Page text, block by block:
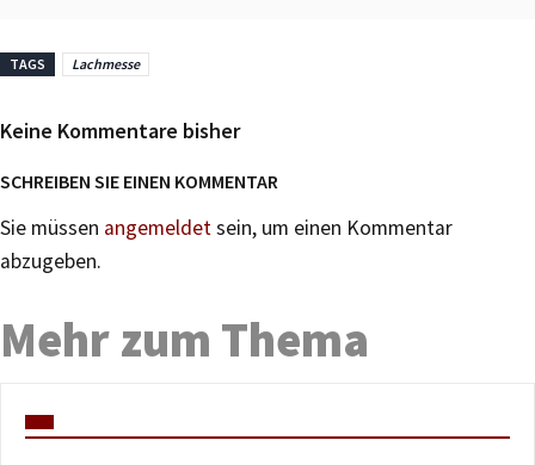
TAGS Lachmesse
Keine Kommentare bisher
SCHREIBEN SIE EINEN KOMMENTAR
Sie müssen angemeldetsein, um einen Kommentar
abzugeben.
Mehr zum Thema